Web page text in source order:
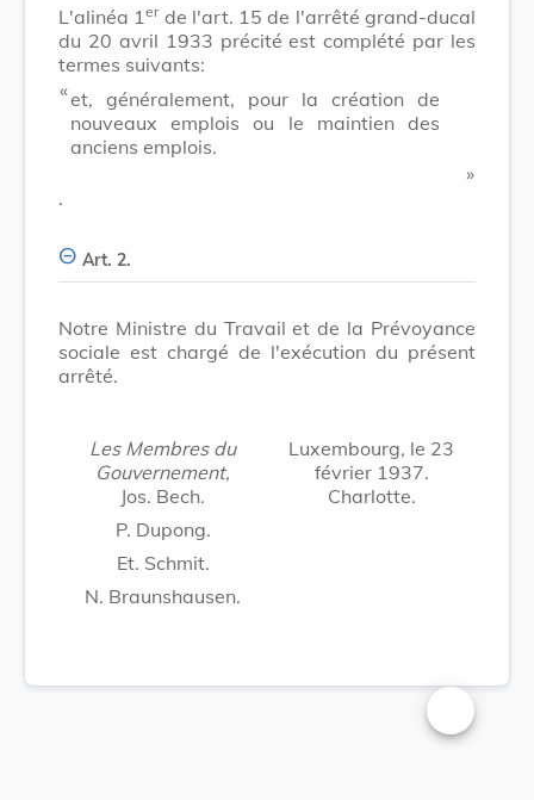
L'alinéa 1erde l'art. 15 de l'arrêté grand-ducal
du 20 avril 1933 précité est complété par les
termes suivants:
​ «et, généralement, pour la création de
nouveaux emplois ou le maintien des
anciens emplois.
​ »
.
Art. 2.
Notre Ministre du Travail et de la Prévoyance
sociale est chargé de l'exécution du présent
arrêté.
Les Membres du
Gouvernement,
Jos. Bech.
P. Dupong.
Et. Schmit.
N. Braunshausen.
Luxembourg, le 23
février 1937.
Charlotte.
Changer la